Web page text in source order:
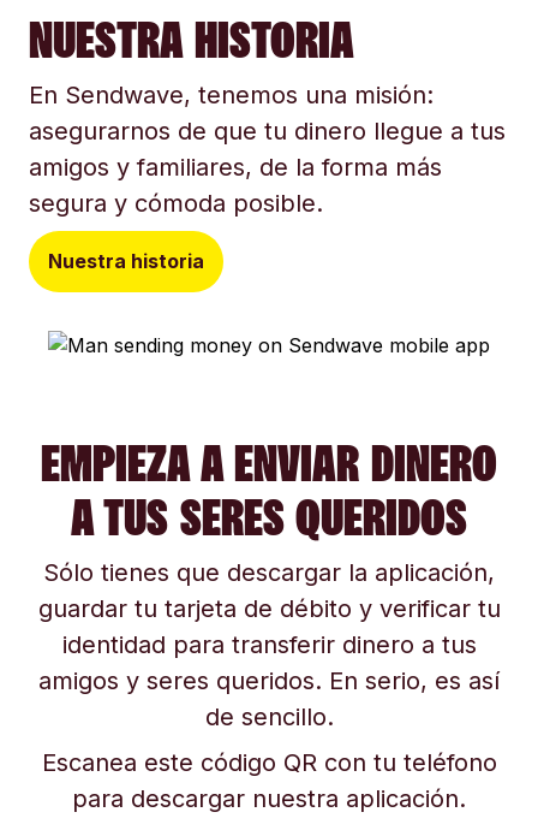
NUESTRA HISTORIA
En Sendwave, tenemos una misión:
asegurarnos de que tu dinero llegue a tus
amigos y familiares, de la forma más
segura y cómoda posible.
Nuestra historia
EMPIEZA A ENVIAR DINERO
A TUS SERES QUERIDOS
Sólo tienes que descargar la aplicación,
guardar tu tarjeta de débito y verificar tu
identidad para transferir dinero a tus
amigos y seres queridos. En serio, es así
de sencillo.
Escanea este código QR con tu teléfono
para descargar nuestra aplicación.